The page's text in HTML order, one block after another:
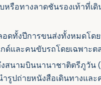
อทางลาดชันรองเท้าที่เดิ
ดทั้งปีการขนส่งทั้งหมดโด
ด์และคนขับรถโดยเฉพาะต
สนามบินนานาชาติตรีภูวัน
ารูปถ่ายหนังสือเดินทางแล